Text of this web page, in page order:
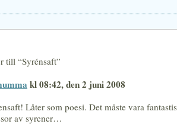
till “Syrénsaft”
kl 08:42, den 2 juni 2008
Låter som poesi. Det måste vara
av syrener…